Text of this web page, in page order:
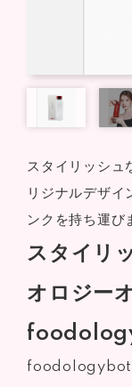
スタイリッシュ
リジナルデザ
ンクを持ち運び
スタイリ
オロジー